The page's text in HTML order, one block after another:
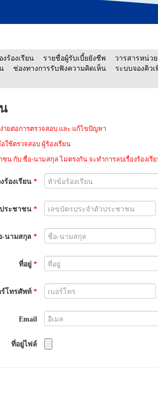
งร้องเรียน / รายชื่อผู้รับเบี้ยยังชีพ / วารสารหน่ว
/ ช่องทางการรับฟังความคิดเห็น / ระบบจองคิวเ
ายต่อการตรวจสอบ และ แก้ไขปัญหา
ใช้ตรวจสอบ ผู้ร้องเรียน
น กับ ชื่อ-นามสกุล ไม่ตรงกัน จะทำการลบเรื่องร้องเรี
ร้องเรียน *
ระชาชน *
-นามสกุล *
ที่อยู่ *
ร์โทรศัพท์ *
Email
ที่อยู่ไฟล์